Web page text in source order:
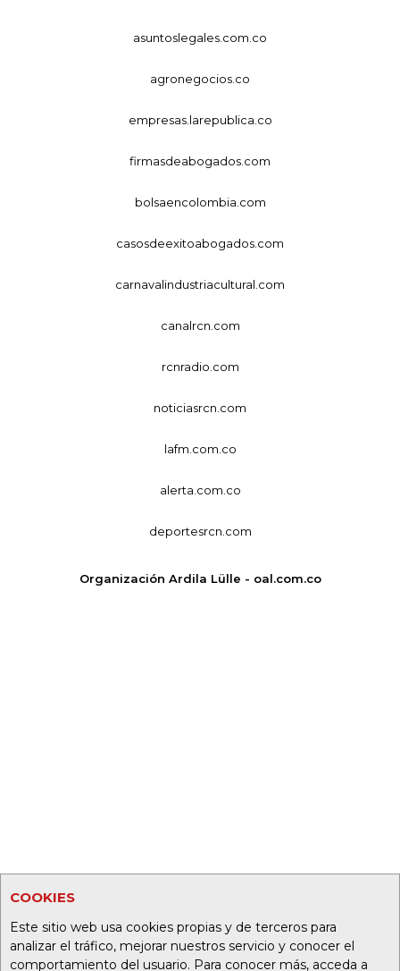
COOKIES
Este sitio web usa cookies propias y de terceros para
analizar el tráfico, mejorar nuestros servicio y conocer el
comportamiento del usuario. Para conocer más, acceda a
asuntoslegales.com.co
agronegocios.co
empresas.larepublica.co
firmasdeabogados.com
bolsaencolombia.com
casosdeexitoabogados.com
carnavalindustriacultural.com
canalrcn.com
rcnradio.com
noticiasrcn.com
lafm.com.co
alerta.com.co
deportesrcn.com
Organización Ardila Lülle - oal.com.co